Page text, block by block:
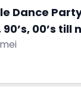
Dance
00’s till